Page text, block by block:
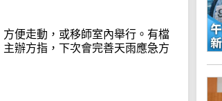
便走動，或移師室內舉行。有檔
辦方指，下次會完善天雨應急方